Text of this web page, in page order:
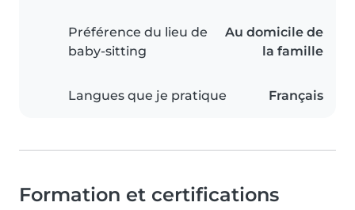
Préférence du lieu de
baby-sitting
Au domicile de
la famille
Langues que je pratique Français
Formation et certifications